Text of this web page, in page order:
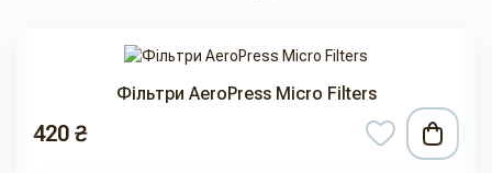
Фільтри AeroPress Micro Filters
420 ₴